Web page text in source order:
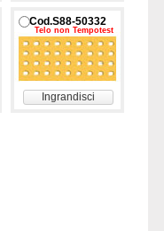
Cod.S88-50332
Telo non Tempotest
Ingrandisci